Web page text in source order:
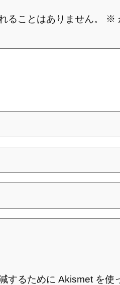
ることはありません。 ※
するために Akismet を使